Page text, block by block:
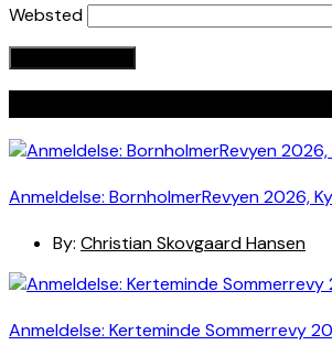
Websted
Anmeldelse: BornholmerRevyen 2026,
By: Christian Skovgaard Hansen
Anmeldelse: Kerteminde Sommerrevy